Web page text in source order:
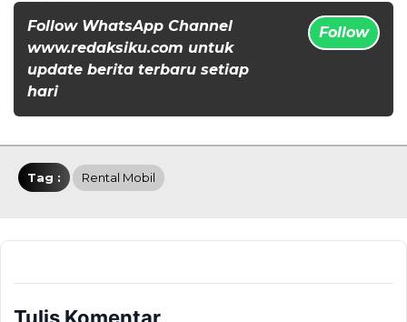
Follow WhatsApp Channel
www.redaksiku.com untuk
update berita terbaru setiap
hari
Follow
Tag : Rental Mobil